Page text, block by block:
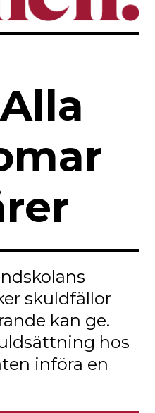
skuldfällor
kan ge.
hos
införa en